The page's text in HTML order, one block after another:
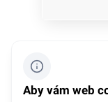
předchozí
Aby vám web